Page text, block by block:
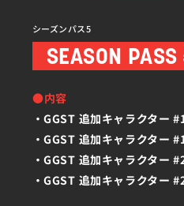
シーズンパス5
SEASON PASS
●内容
GGST 追加キャラクター
GGST 追加キャラクター
GGST 追加キャラクター
GGST 追加キャラクター